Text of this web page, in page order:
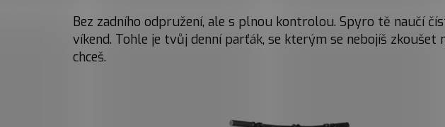
Bez zadního odpružení, ale s plnou kontrolou. Spyro tě naučí
víkend. Tohle je tvůj denní parťák, se kterým se nebojíš zkoušet
chceš.